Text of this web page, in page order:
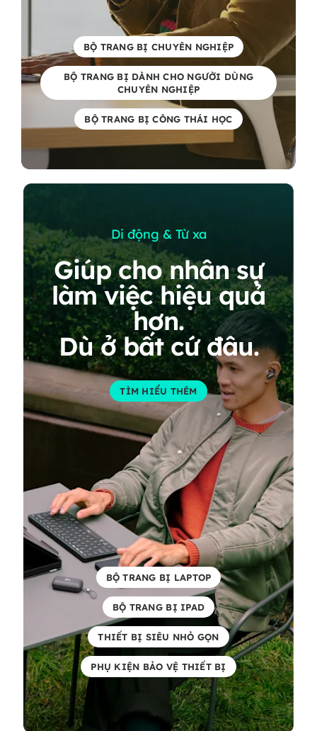
BỘ TRANG BỊ CHUYÊN NGHIỆP
BỘ TRANG BỊ DÀNH CHO NGƯỜI DÙNG
CHUYÊN NGHIỆP
BỘ TRANG BỊ CÔNG THÁI HỌC
Di động & Từ xa
Giúp cho nhân sự
làm việc hiệu quả
hơn.
Dù ở bất cứ đâu.
TÌM HIỂU THÊM
BỘ TRANG BỊ LAPTOP
BỘ TRANG BỊ IPAD
THIẾT BỊ SIÊU NHỎ GỌN
PHỤ KIỆN BẢO VỆ THIẾT BỊ